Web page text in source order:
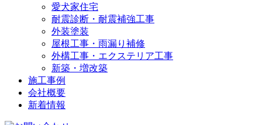
愛犬家住宅
耐震診断・耐震補強工事
外装塗装
屋根工事・雨漏り補修
外構工事・エクステリア工事
新築・増改築
施工事例
会社概要
新着情報